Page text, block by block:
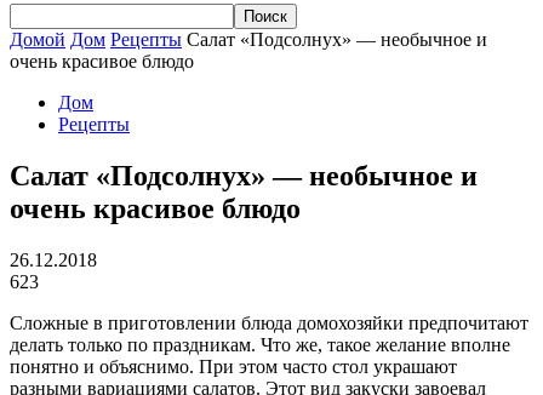
Домой Дом Рецепты Салат «Подсолнух» — необычное и
очень красивое блюдо
Дом
Рецепты
Салат «Подсолнух» — необычное и
очень красивое блюдо
26.12.2018
623
Сложные в приготовлении блюда домохозяйки предпочитают
делать только по праздникам. Что же, такое желание вполне
понятно и объяснимо. При этом часто стол украшают
разными вариациями салатов. Этот вид закуски завоевал